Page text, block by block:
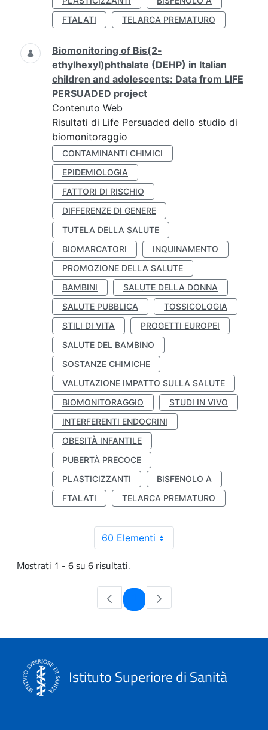
FTALATI
TELARCA PREMATURO
Biomonitoring of Bis(2-
ethylhexyl)phthalate (DEHP) in Italian
children and adolescents: Data from LIFE
PERSUADED project
Contenuto Web
Risultati di Life Persuaded dello studio di
biomonitoraggio
CONTAMINANTI CHIMICI
EPIDEMIOLOGIA
FATTORI DI RISCHIO
DIFFERENZE DI GENERE
TUTELA DELLA SALUTE
BIOMARCATORI
INQUINAMENTO
PROMOZIONE DELLA SALUTE
BAMBINI
SALUTE DELLA DONNA
SALUTE PUBBLICA
TOSSICOLOGIA
STILI DI VITA
PROGETTI EUROPEI
SALUTE DEL BAMBINO
SOSTANZE CHIMICHE
VALUTAZIONE IMPATTO SULLA SALUTE
BIOMONITORAGGIO
STUDI IN VIVO
INTERFERENTI ENDOCRINI
OBESITÀ INFANTILE
PUBERTÀ PRECOCE
PLASTICIZZANTI
BISFENOLO A
FTALATI
TELARCA PREMATURO
60 Elementi
Mostrati 1 - 6 su 6 risultati.
Pagina
Istituto Superiore di Sanità